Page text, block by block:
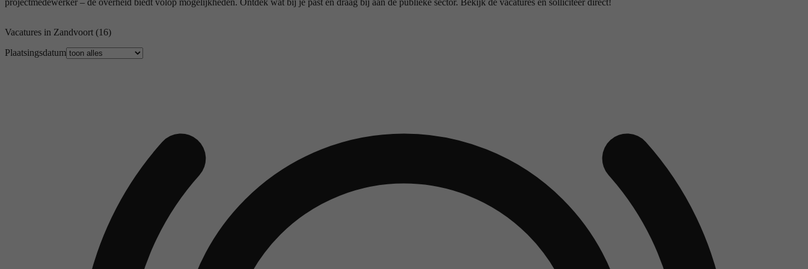
projectmedewerker – de overheid biedt volop mogelijkheden. Ontdek wat bij je past en draag bij aan de publieke sector. Bekijk de vacatures en solliciteer direct!
Vacatures in Zandvoort (16)
Plaatsingsdatum